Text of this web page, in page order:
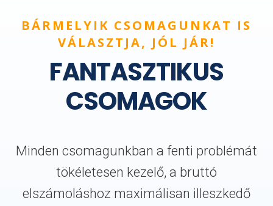
BÁRMELYIK CSOMAGUNKAT IS
VÁLASZTJA, JÓL JÁR!
FANTASZTIKUS
CSOMAGOK
Minden csomagunkban a fenti problémát
tökéletesen kezelő, a bruttó
elszámoláshoz maximálisan illeszkedő